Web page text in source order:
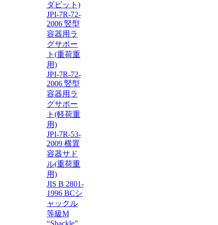
ダビット)
JPI-7R-72-
2006 竪型
容器用ラ
グサポー
ト(重荷重
用)
JPI-7R-72-
2006 竪型
容器用ラ
グサポー
ト(軽荷重
用)
JPI-7R-53-
2009 横置
容器サド
ル(重荷重
用)
JIS B 2801-
1996 BCシ
ャックル
等級M
“Shackle”